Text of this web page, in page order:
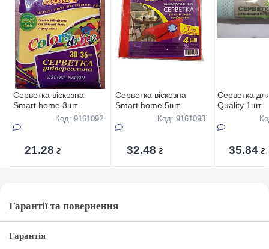
Серветка віскозна
Smart home 3шт
Код: 9161092
21.28 ₴
Серветка віскозна
Smart home 5шт
Код: 9161093
32.48 ₴
Серветка
Quality 1шт
35.84 ₴
Гарантії та повернення
Гарантія